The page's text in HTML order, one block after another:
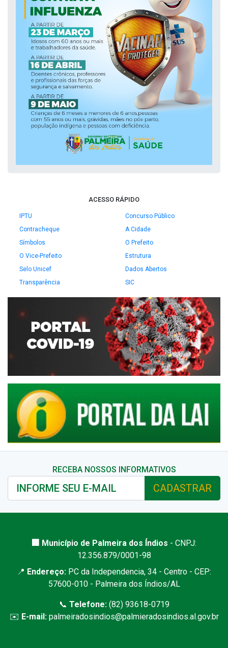
ACESSO RÁPIDO
IPTU
Concurso Público
Contracheque
A Cidade
Símbolos
O Prefeito
O Vice-Prefeito
Estrutura
Selo Unicef
Dados Abertos
Transparência
SIC
RECEBA NOSSOS INFORMATIVOS
CADASTRAR
🏢 Município de Palmeira dos Índios - CNPJ:
12.356.879/0001-98
📍 Endereço: PC da Independencia, 34 - Centro - CEP:
57600-010 - Palmeira dos Índios/AL
📞 Telefone:(82) 93618-0719
✉️ E-mail: palmeiradosindios@palmieradosindios.al.gov.br